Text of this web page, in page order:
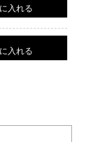
入れる
入れる